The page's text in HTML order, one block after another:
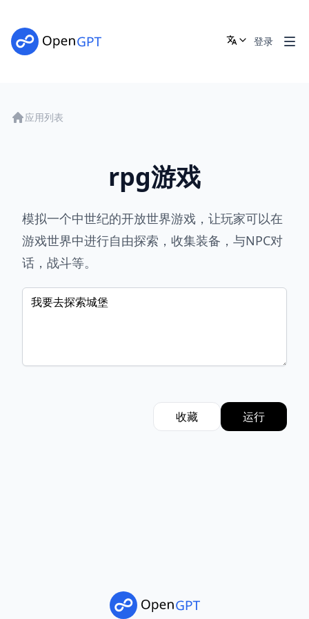
登录
应用列表
rpg游戏
模拟一个中世纪的开放世界游戏，让玩家可以在
游戏世界中进行自由探索，收集装备，与NPC对
话，战斗等。
收藏 运行